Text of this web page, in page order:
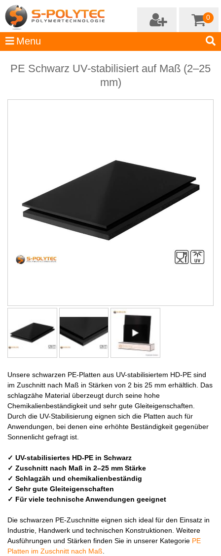
0
PE Schwarz UV-stabilisiert auf Maß (2–25
mm)
Unsere schwarzen PE-Platten aus UV-stabilisiertem HD-PE sind
im Zuschnitt nach Maß in Stärken von 2 bis 25 mm erhältlich. Das
schlagzähe Material überzeugt durch seine hohe
Chemikalienbeständigkeit und sehr gute Gleiteigenschaften.
Durch die UV-Stabilisierung eignen sich die Platten auch für
Anwendungen, bei denen eine erhöhte Beständigkeit gegenüber
Sonnenlicht gefragt ist.
✓ UV-stabilisiertes HD-PE in Schwarz
✓ Zuschnitt nach Maß in 2–25 mm Stärke
✓ Schlagzäh und chemikalienbeständig
✓ Sehr gute Gleiteigenschaften
✓ Für viele technische Anwendungen geeignet
Die schwarzen PE-Zuschnitte eignen sich ideal für den Einsatz in
Industrie, Handwerk und technischen Konstruktionen. Weitere
Ausführungen und Stärken finden Sie in unserer Kategorie PE
Platten im Zuschnitt nach Maß